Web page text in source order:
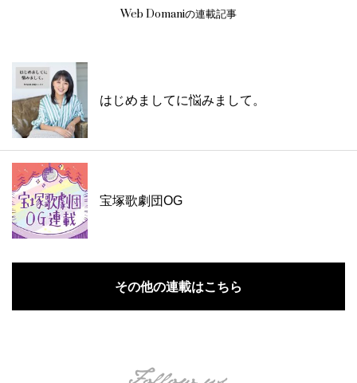
Web Domaniの連載記事
はじめましてに悩みまして。
宝塚歌劇団OG
その他の連載はこちら